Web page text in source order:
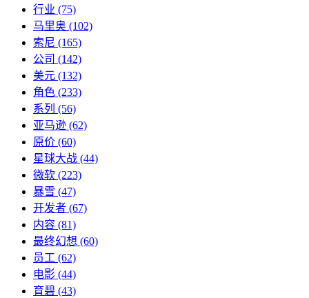
行业 (75)
马里奥 (102)
索尼 (165)
公司 (142)
美元 (132)
角色 (233)
系列 (56)
亚马逊 (62)
原价 (60)
星球大战 (44)
微软 (223)
暴雪 (47)
开发者 (67)
内容 (81)
最终幻想 (60)
员工 (62)
电影 (44)
育碧 (43)